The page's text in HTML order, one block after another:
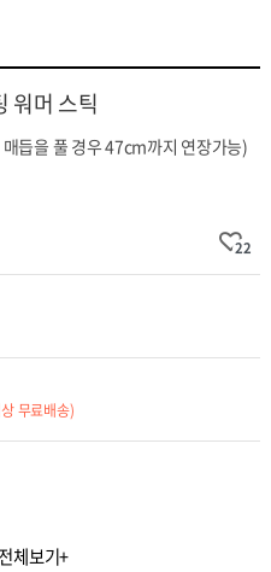
워머 스틱
듭을 풀 경우 47cm까지 연장가능)
22
무료배송)
전체보기+